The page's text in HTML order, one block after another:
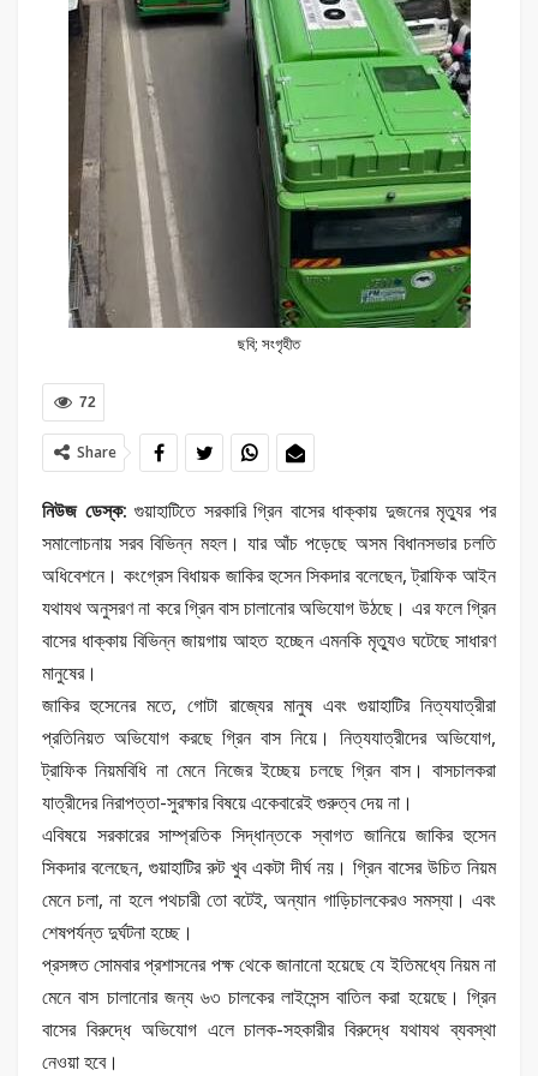
ছবি; সংগৃহীত
72
Share
নিউজ ডেস্ক: গুয়াহাটিতে সরকারি গ্রিন বাসের ধাক্কায় দুজনের মৃত্যুর পর
সমালোচনায় সরব বিভিন্ন মহল। যার আঁচ পড়েছে অসম বিধানসভার চলতি
অধিবেশনে। কংগ্রেস বিধায়ক জাকির হুসেন সিকদার বলেছেন, ট্রাফিক আইন
যথাযথ অনুসরণ না করে গ্রিন বাস চালানোর অভিযোগ উঠছে। এর ফলে গ্রিন
বাসের ধাক্কায় বিভিন্ন জায়গায় আহত হচ্ছেন এমনকি মৃত্যুও ঘটেছে সাধারণ
মানুষের।
জাকির হুসেনের মতে, গোটা রাজ্যের মানুষ এবং গুয়াহাটির নিত্যযাত্রীরা
প্রতিনিয়ত অভিযোগ করছে গ্রিন বাস নিয়ে। নিত্যযাত্রীদের অভিযোগ,
ট্রাফিক নিয়মবিধি না মেনে নিজের ইচ্ছেয় চলছে গ্রিন বাস। বাসচালকরা
যাত্রীদের নিরাপত্তা-সুরক্ষার বিষয়ে একেবারেই গুরুত্ব দেয় না।
এবিষয়ে সরকারের সাম্প্রতিক সিদ্ধান্তকে স্বাগত জানিয়ে জাকির হুসেন
সিকদার বলেছেন, গুয়াহাটির রুট খুব একটা দীর্ঘ নয়। গ্রিন বাসের উচিত নিয়ম
মেনে চলা, না হলে পথচারী তো বটেই, অন্যান গাড়িচালকেরও সমস্যা। এবং
শেষপর্যন্ত দুর্ঘটনা হচ্ছে।
প্রসঙ্গত সোমবার প্রশাসনের পক্ষ থেকে জানানো হয়েছে যে ইতিমধ্যে নিয়ম না
মেনে বাস চালানোর জন্য ৬৩ চালকের লাইসেন্স বাতিল করা হয়েছে। গ্রিন
বাসের বিরুদ্ধে অভিযোগ এলে চালক-সহকারীর বিরুদ্ধে যথাযথ ব্যবস্থা
নেওয়া হবে।